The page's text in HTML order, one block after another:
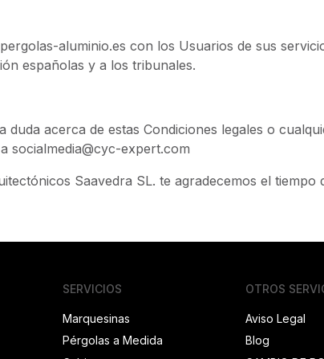
aluminio.es con los Usuarios de sus
españolas y a los tribunales.
duda acerca de estas Condiciones legales o
socialmedia@cyc-expert.com
Saavedra SL. te agradecemos el tiempo
SERVICIOS
Marquesinas
Pérgolas a Medida
OTROS
Aviso Legal
Blog